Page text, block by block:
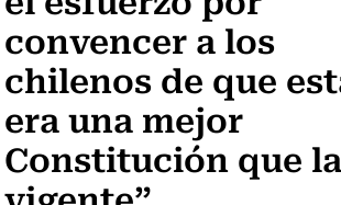
convencer a los
chilenos de que
era una mejor
Constitución que